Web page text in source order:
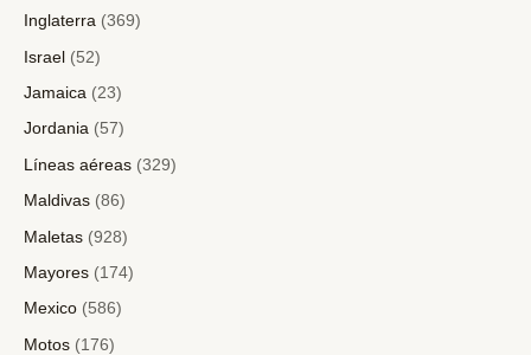
Inglaterra (369)
Israel (52)
Jamaica (23)
Jordania (57)
Líneas aéreas (329)
Maldivas (86)
Maletas (928)
Mayores (174)
Mexico (586)
Motos (176)